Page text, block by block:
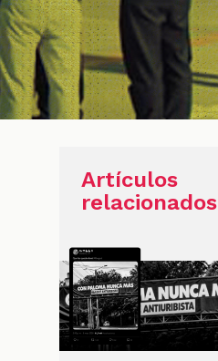
Artículos
relacionados